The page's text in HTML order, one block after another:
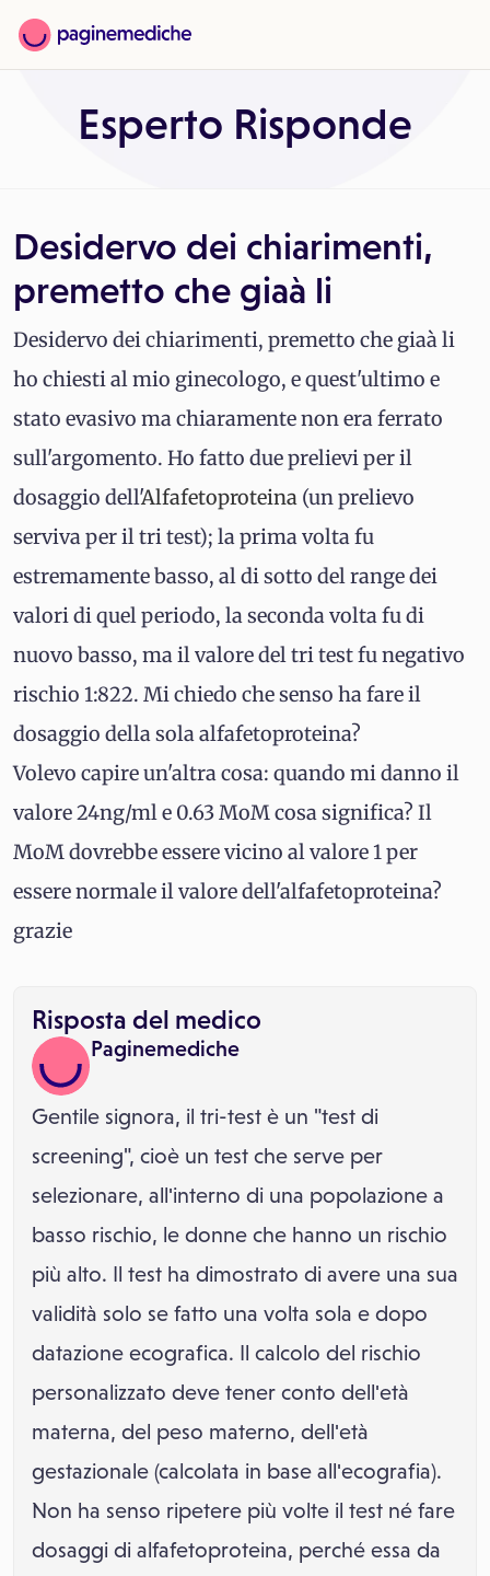
Esperto Risponde
Desidervo dei chiarimenti,
premetto che giaà li
Desidervo dei chiarimenti, premetto che giaà li
ho chiesti al mio ginecologo, e quest'ultimo e
stato evasivo ma chiaramente non era ferrato
sull'argomento. Ho fatto due prelievi per il
dosaggio dell'Alfafetoproteina (un prelievo
serviva per il tri test); la prima volta fu
estremamente basso, al di sotto del range dei
valori di quel periodo, la seconda volta fu di
nuovo basso, ma il valore del tri test fu negativo
rischio 1:822. Mi chiedo che senso ha fare il
dosaggio della sola alfafetoproteina?
Volevo capire un'altra cosa: quando mi danno il
valore 24ng/ml e 0.63 MoM cosa significa? Il
MoM dovrebbe essere vicino al valore 1 per
essere normale il valore dell'alfafetoproteina?
grazie
Risposta del medico
Paginemediche
Gentile signora, il tri-test è un "test di
screening", cioè un test che serve per
selezionare, all'interno di una popolazione a
basso rischio, le donne che hanno un rischio
più alto. Il test ha dimostrato di avere una sua
validità solo se fatto una volta sola e dopo
datazione ecografica. Il calcolo del rischio
personalizzato deve tener conto dell'età
materna, del peso materno, dell'età
gestazionale (calcolata in base all'ecografia).
Non ha senso ripetere più volte il test né fare
dosaggi di alfafetoproteina, perché essa da